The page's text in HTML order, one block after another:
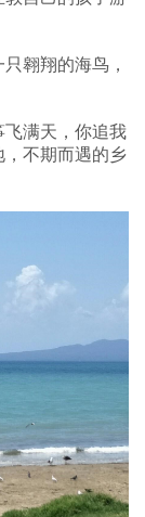
翱翔的海鸟，
满天，你追我
，不期而遇的乡